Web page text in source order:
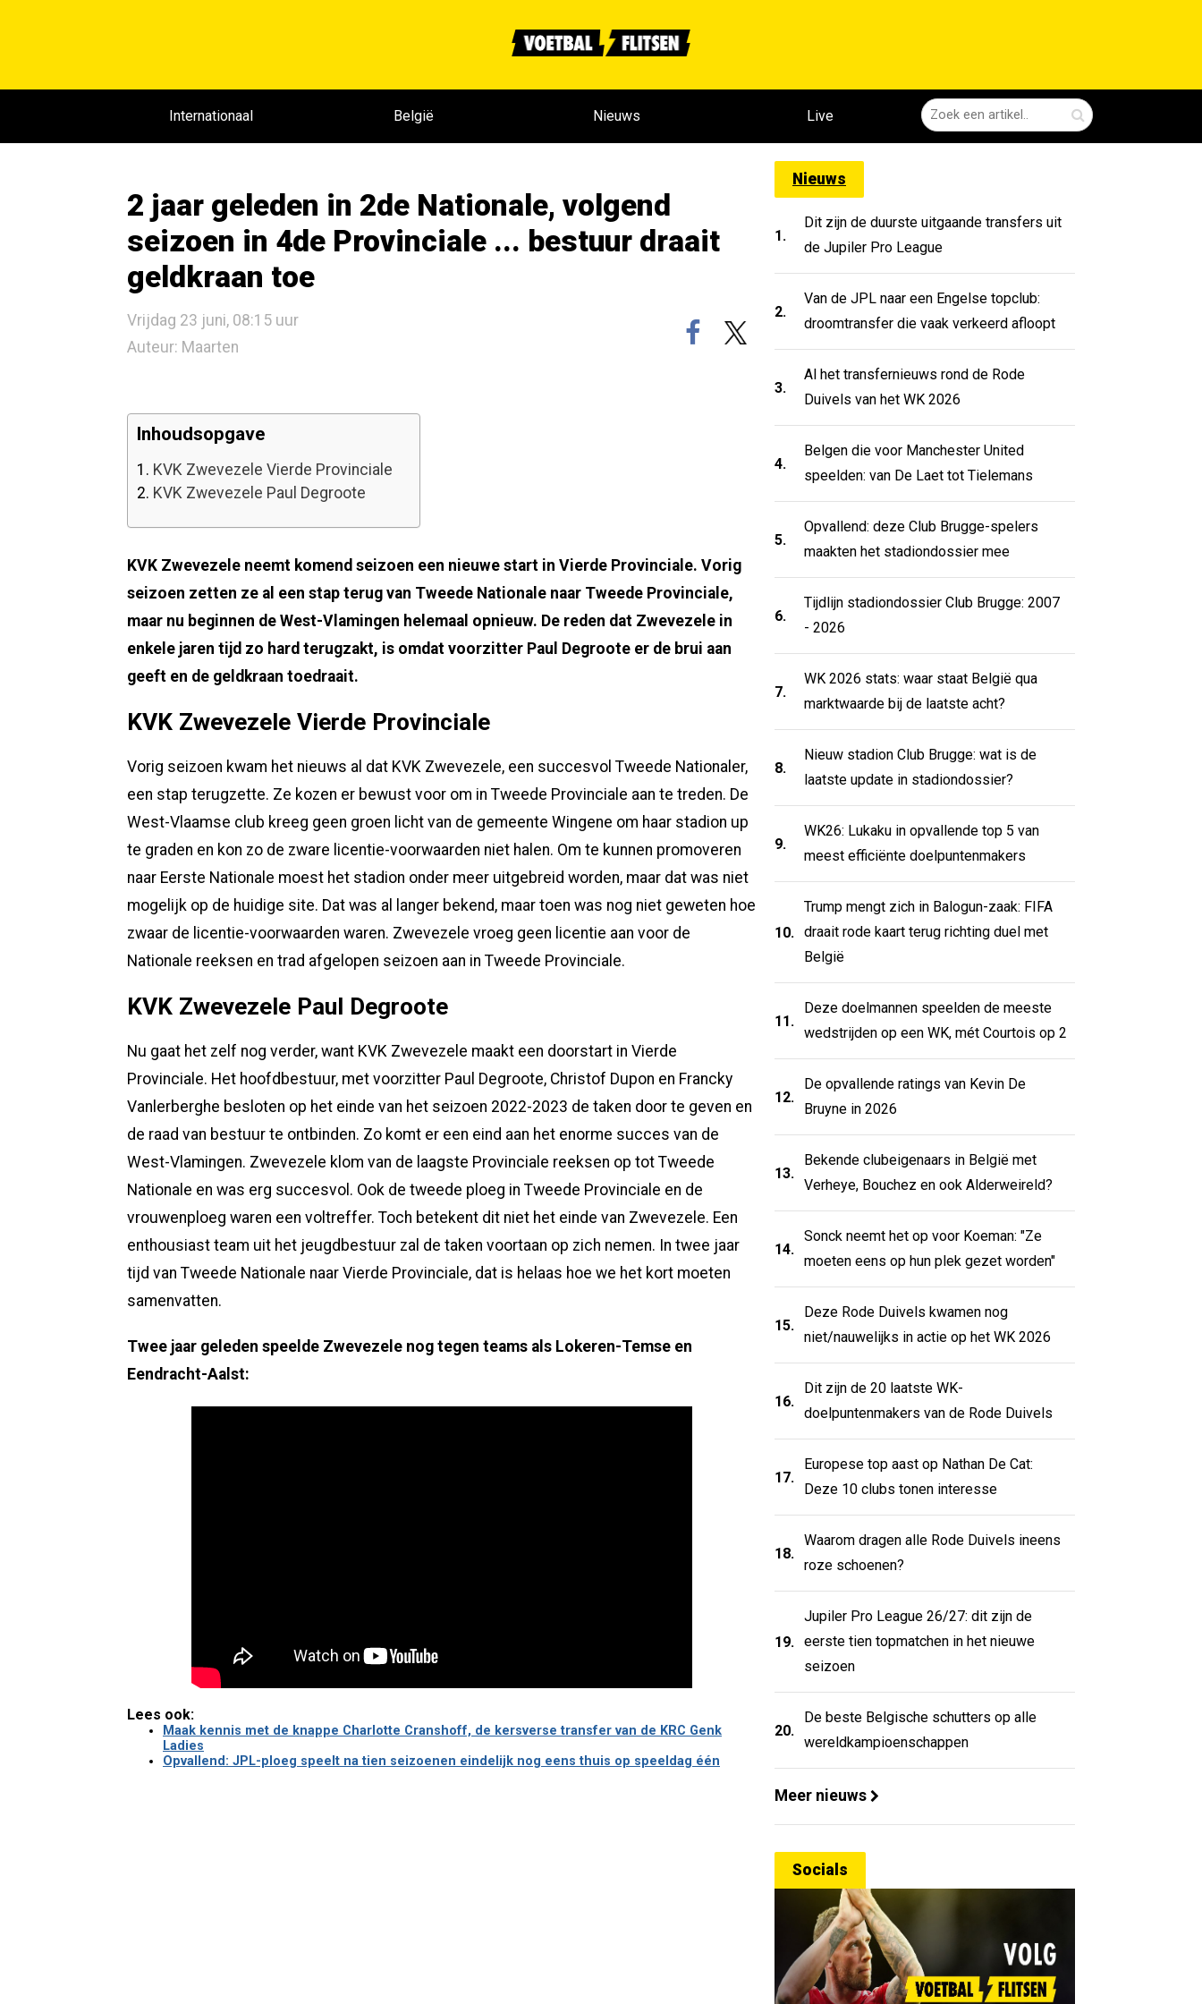
Internationaal België Nieuws Live
2 jaar geleden in 2de Nationale, volgend
seizoen in 4de Provinciale ... bestuur draait
geldkraan toe
Vrijdag 23 juni, 08:15 uur
Auteur: Maarten
Inhoudsopgave
1. KVK Zwevezele Vierde Provinciale
2. KVK Zwevezele Paul Degroote
KVK Zwevezele neemt komend seizoen een nieuwe start in Vierde Provinciale. Vorig
seizoen zetten ze al een stap terug van Tweede Nationale naar Tweede Provinciale,
maar nu beginnen de West-Vlamingen helemaal opnieuw. De reden dat Zwevezele in
enkele jaren tijd zo hard terugzakt, is omdat voorzitter Paul Degroote er de brui aan
geeft en de geldkraan toedraait.
KVK Zwevezele Vierde Provinciale
Vorig seizoen kwam het nieuws al dat KVK Zwevezele, een succesvol Tweede Nationaler,
een stap terugzette. Ze kozen er bewust voor om in Tweede Provinciale aan te treden. De
West-Vlaamse club kreeg geen groen licht van de gemeente Wingene om haar stadion up
te graden en kon zo de zware licentie-voorwaarden niet halen. Om te kunnen promoveren
naar Eerste Nationale moest het stadion onder meer uitgebreid worden, maar dat was niet
mogelijk op de huidige site. Dat was al langer bekend, maar toen was nog niet geweten hoe
zwaar de licentie-voorwaarden waren. Zwevezele vroeg geen licentie aan voor de
Nationale reeksen en trad afgelopen seizoen aan in Tweede Provinciale.
KVK Zwevezele Paul Degroote
Nu gaat het zelf nog verder, want KVK Zwevezele maakt een doorstart in Vierde
Provinciale. Het hoofdbestuur, met voorzitter Paul Degroote, Christof Dupon en Francky
Vanlerberghe besloten op het einde van het seizoen 2022-2023 de taken door te geven en
de raad van bestuur te ontbinden. Zo komt er een eind aan het enorme succes van de
West-Vlamingen. Zwevezele klom van de laagste Provinciale reeksen op tot Tweede
Nationale en was erg succesvol. Ook de tweede ploeg in Tweede Provinciale en de
vrouwenploeg waren een voltreffer. Toch betekent dit niet het einde van Zwevezele. Een
enthousiast team uit het jeugdbestuur zal de taken voortaan op zich nemen. In twee jaar
tijd van Tweede Nationale naar Vierde Provinciale, dat is helaas hoe we het kort moeten
samenvatten.
Twee jaar geleden speelde Zwevezele nog tegen teams als Lokeren-Temse en
Eendracht-Aalst:
Lees ook:
Maak kennis met de knappe Charlotte Cranshoff, de kersverse transfer van de KRC Genk
Ladies
Opvallend: JPL-ploeg speelt na tien seizoenen eindelijk nog eens thuis op speeldag één
Nieuws
1.
Dit zijn de duurste uitgaande transfers uit
de Jupiler Pro League
2.
Van de JPL naar een Engelse topclub:
droomtransfer die vaak verkeerd afloopt
3.
Al het transfernieuws rond de Rode
Duivels van het WK 2026
4.
Belgen die voor Manchester United
speelden: van De Laet tot Tielemans
5.
Opvallend: deze Club Brugge-spelers
maakten het stadiondossier mee
6.
Tijdlijn stadiondossier Club Brugge: 2007
- 2026
7.
WK 2026 stats: waar staat België qua
marktwaarde bij de laatste acht?
8.
Nieuw stadion Club Brugge: wat is de
laatste update in stadiondossier?
9.
WK26: Lukaku in opvallende top 5 van
meest efficiënte doelpuntenmakers
10.
Trump mengt zich in Balogun-zaak: FIFA
draait rode kaart terug richting duel met
België
11.
Deze doelmannen speelden de meeste
wedstrijden op een WK, mét Courtois op 2
12.
De opvallende ratings van Kevin De
Bruyne in 2026
13.
Bekende clubeigenaars in België met
Verheye, Bouchez en ook Alderweireld?
14.
Sonck neemt het op voor Koeman: "Ze
moeten eens op hun plek gezet worden"
15.
Deze Rode Duivels kwamen nog
niet/nauwelijks in actie op het WK 2026
16.
Dit zijn de 20 laatste WK-
doelpuntenmakers van de Rode Duivels
17.
Europese top aast op Nathan De Cat:
Deze 10 clubs tonen interesse
18.
Waarom dragen alle Rode Duivels ineens
roze schoenen?
19.
Jupiler Pro League 26/27: dit zijn de
eerste tien topmatchen in het nieuwe
seizoen
20.
De beste Belgische schutters op alle
wereldkampioenschappen
Meer nieuws
Socials